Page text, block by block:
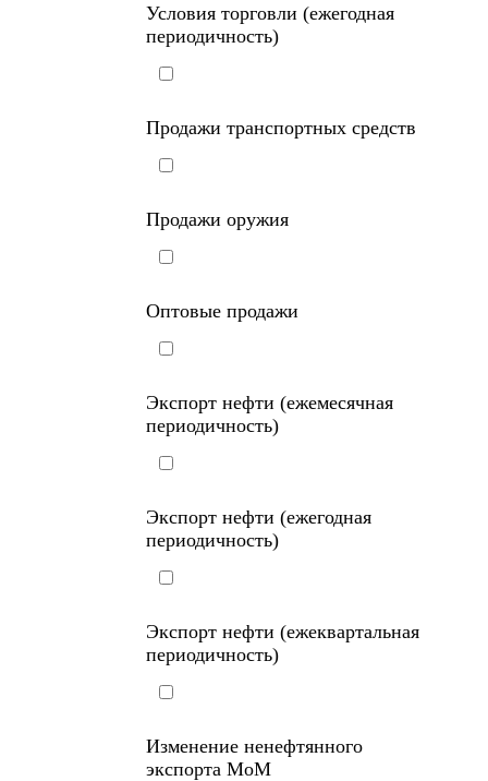
Условия торговли (ежегодная
периодичность)
Продажи транспортных средств
Продажи оружия
Оптовые продажи
Экспорт нефти (ежемесячная
периодичность)
Экспорт нефти (ежегодная
периодичность)
Экспорт нефти (ежеквартальная
периодичность)
Изменение ненефтянного
экспорта MoM